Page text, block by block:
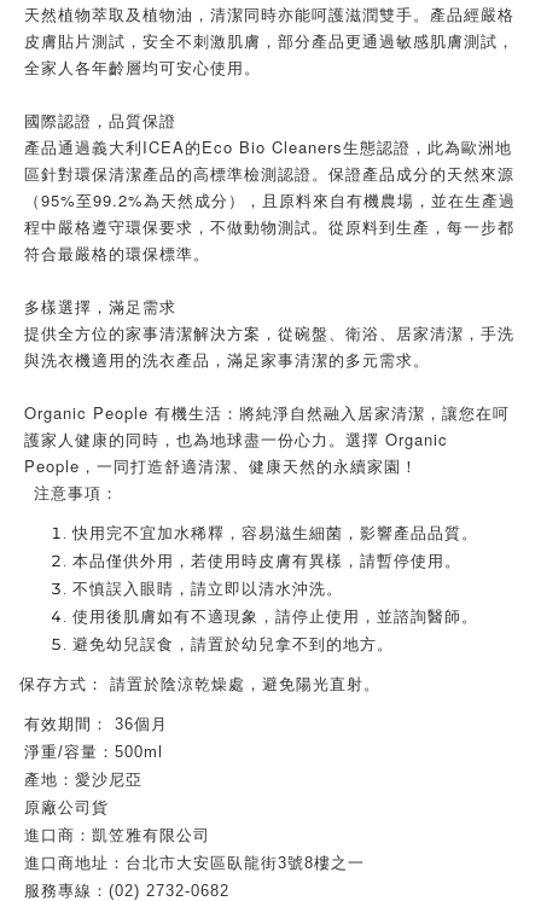
天然植物萃取及植物油，清潔同時亦能呵護滋潤雙手。產品經嚴格
皮膚貼片測試，安全不刺激肌膚，部分產品更通過敏感肌膚測試，
全家人各年齡層均可安心使用。
國際認證，品質保證
產品通過義大利ICEA的Eco Bio Cleaners生態認證，此為歐洲地
區針對環保清潔產品的高標準檢測認證。保證產品成分的天然來源
（95%至99.2%為天然成分），且原料來自有機農場，並在生產過
程中嚴格遵守環保要求，不做動物測試。從原料到生產，每一步都
符合最嚴格的環保標準。
多樣選擇，滿足需求
提供全方位的家事清潔解決方案，從碗盤、衛浴、居家清潔，手洗
與洗衣機適用的洗衣產品，滿足家事清潔的多元需求。
Organic People 有機生活：將純淨自然融入居家清潔，讓您在呵
護家人健康的同時，也為地球盡一份心力。選擇 Organic
People，一同打造舒適清潔、健康天然的永續家園！
意事項：
快用完不宜加水稀釋，容易滋生細菌，影響產品品質。
本品僅供外用，若使用時皮膚有異樣，請暫停使用。
不慎誤入眼睛，請立即以清水沖洗。
使用後肌膚如有不適現象，請停止使用，並諮詢醫師。
避免幼兒誤食，請置於幼兒拿不到的地方。
保存方式： 請置於陰涼乾燥處，避免陽光直射。
有效期間： 36個月
淨重/容量： 500ml
產地：愛沙尼亞
原廠公司貨
進口商：凱笠雅有限公司
進口商地址：台北市大安區臥龍街3號8樓之一
服務專線： (02) 2732-0682